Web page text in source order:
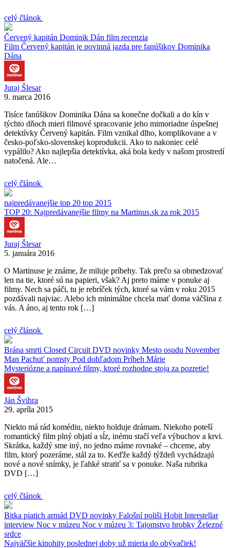
celý článok
Červený kapitán Dominik Dán film recenzia
Film Červený kapitán je povinná jazda pre fanúšikov Dominika
Dána
Juraj Šlesar
9. marca 2016
Tisíce fanúšikov Dominika Dána sa konečne dočkali a do kín v
týchto dňoch mieri filmové spracovanie jeho mimoriadne úspešnej
detektívky Červený kapitán. Film vznikal dlho, komplikovane a v
česko-poľsko-slovenskej koprodukcii. Ako to nakoniec celé
vypálilo? Ako najlepšia detektívka, aká bola kedy v našom prostredí
natočená. Ale…
celý článok
najpredávanejšie top 20 top 2015
TOP 20: Najpredávanejšie filmy na Martinus.sk za rok 2015
Juraj Šlesar
5. januára 2016
O Martinuse je známe, že miluje príbehy. Tak prečo sa obmedzovať
len na tie, ktoré sú na papieri, však? Aj preto máme v ponuke aj
filmy. Nech sa páči, tu je rebríček tých, ktoré sa vám v roku 2015
pozdávali najviac. Alebo ich minimálne chcela mať doma väčšina z
vás. A áno, aj tento rok […]
celý článok
Brána smrti Closed Circuit DVD novinky Mesto osudu November
Man Pachuť pomsty Pod dohľadom Príbeh Márie
Mysteriózne a napínavé filmy, ktoré rozhodne stoja za pozretie!
Ján Švihra
29. apríla 2015
Niekto má rád komédiu, niekto holduje drámam. Niekoho poteší
romantický film plný objatí a sĺz, inému stačí veľa výbuchov a krvi.
Skrátka, každý sme iný, no jedno máme rovnaké – chceme, aby
film, ktorý pozeráme, stál za to. Keďže každý týždeň vychádzajú
nové a nové snímky, je ľahké stratiť sa v ponuke. Naša rubrika
DVD […]
celý článok
Bitka piatich armád DVD novinky Falošní poliši Hobit Interstellar
interview Noc v múzeu Noc v múzeu 3: Tajomstvo hrobky Železné
srdce
Najväčšie kinohity poslednej doby už mieria do obývačiek!